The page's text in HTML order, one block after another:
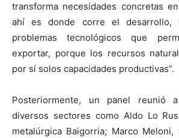
transforma necesidades concretas
ahí es donde corre el desarrollo,
problemas tecnológicos que
exportar, porque los recursos
por sí solos capacidades productivas”.
Posteriormente, un panel reunió
diversos sectores como Aldo Lo
metalúrgica Baigorria; Marco